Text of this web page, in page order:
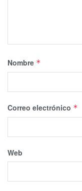
Nombre *
Correo electrónico *
Web